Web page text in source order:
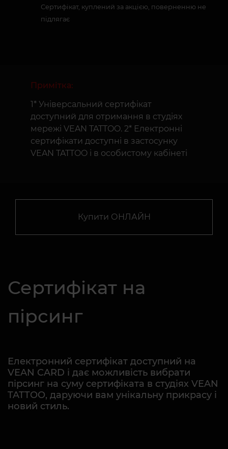
Сертифікат, куплений за акцією, поверненню не
підлягає
Примітка:
1* Універсальний сертифікат
доступний для отримання в студіях
мережі VEAN TATTOO. 2* Електронні
сертифікати доступні в застосунку
VEAN TATTOO і в особистому кабінеті
Купити ОНЛАЙН
Сертифікат на
пірсинг
Електронний сертифікат доступний на
VEAN CARD і дає можливість вибрати
пірсинг на суму сертифіката в студіях VEAN
TATTOO, даруючи вам унікальну прикрасу і
новий стиль.